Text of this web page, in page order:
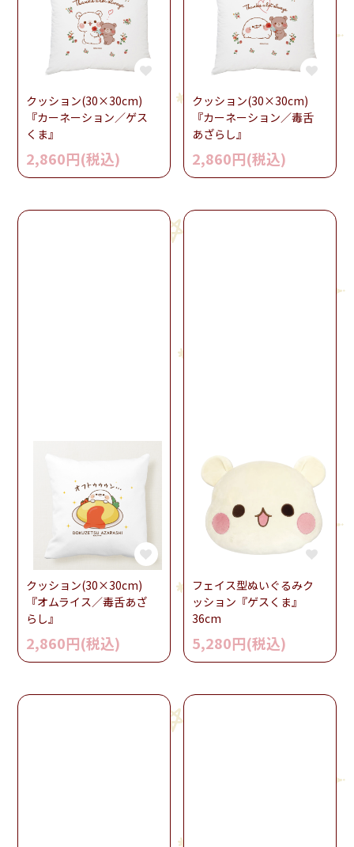
クッション(30×30cm)
『カーネーション／ゲス
くま』
2,860円(税込)
クッション(30×30cm)
『カーネーション／毒舌
あざらし』
2,860円(税込)
クッション(30×30cm)
『オムライス／毒舌あざ
らし』
2,860円(税込)
フェイス型ぬいぐるみク
ッション『ゲスくま』
36cm
5,280円(税込)